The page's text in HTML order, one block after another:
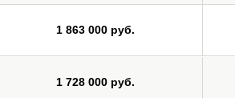
1 863 000 руб.
1 728 000 руб.